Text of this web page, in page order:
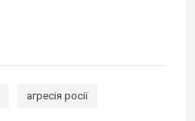
агресія росії